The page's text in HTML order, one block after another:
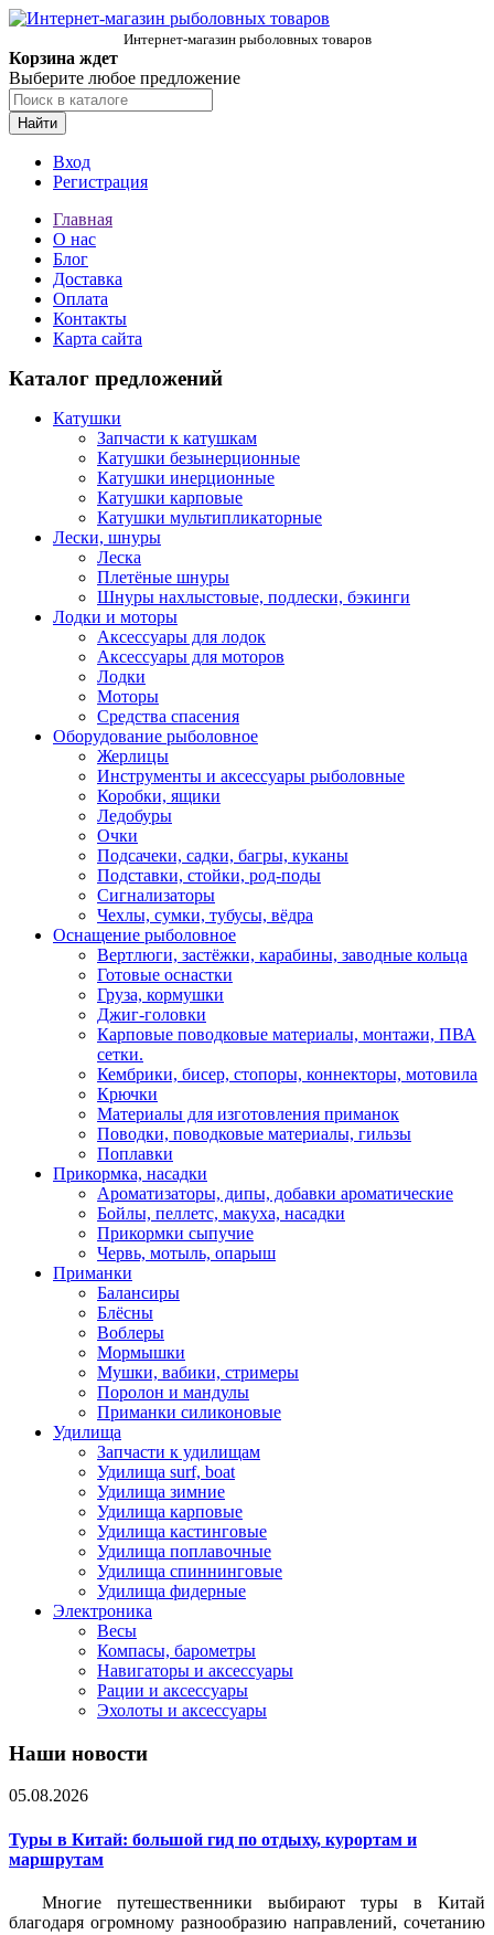
Интернет-магазин рыболовных товаров
Корзина ждет
Выберите любое предложение
Найти
Вход
Регистрация
Главная
О нас
Блог
Доставка
Оплата
Контакты
Карта сайта
Каталог предложений
Катушки
Запчасти к катушкам
Катушки безынерционные
Катушки инерционные
Катушки карповые
Катушки мультипликаторные
Лески, шнуры
Леска
Плетёные шнуры
Шнуры нахлыстовые, подлески, бэкинги
Лодки и моторы
Аксессуары для лодок
Аксессуары для моторов
Лодки
Моторы
Средства спасения
Оборудование рыболовное
Жерлицы
Инструменты и аксессуары рыболовные
Коробки, ящики
Ледобуры
Очки
Подсачеки, садки, багры, куканы
Подставки, стойки, род-поды
Сигнализаторы
Чехлы, сумки, тубусы, вёдра
Оснащение рыболовное
Вертлюги, застёжки, карабины, заводные кольца
Готовые оснастки
Груза, кормушки
Джиг-головки
Карповые поводковые материалы, монтажи, ПВА
сетки.
Кембрики, бисер, стопоры, коннекторы, мотовила
Крючки
Материалы для изготовления приманок
Поводки, поводковые материалы, гильзы
Поплавки
Прикормка, насадки
Ароматизаторы, дипы, добавки ароматические
Бойлы, пеллетс, макуха, насадки
Прикормки сыпучие
Червь, мотыль, опарыш
Приманки
Балансиры
Блёсны
Воблеры
Мормышки
Мушки, вабики, стримеры
Поролон и мандулы
Приманки силиконовые
Удилища
Запчасти к удилищам
Удилища surf, boat
Удилища зимние
Удилища карповые
Удилища кастинговые
Удилища поплавочные
Удилища спиннинговые
Удилища фидерные
Электроника
Весы
Компасы, барометры
Навигаторы и аксессуары
Рации и аксессуары
Эхолоты и аксессуары
Наши новости
05.08.2026
Туры в Китай: большой гид по отдыху, курортам и
маршрутам
Многие путешественники выбирают туры в Китай
благодаря огромному разнообразию направлений, сочетанию